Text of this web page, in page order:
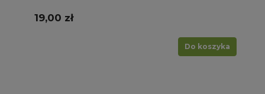
19,00 zł
Do koszyka